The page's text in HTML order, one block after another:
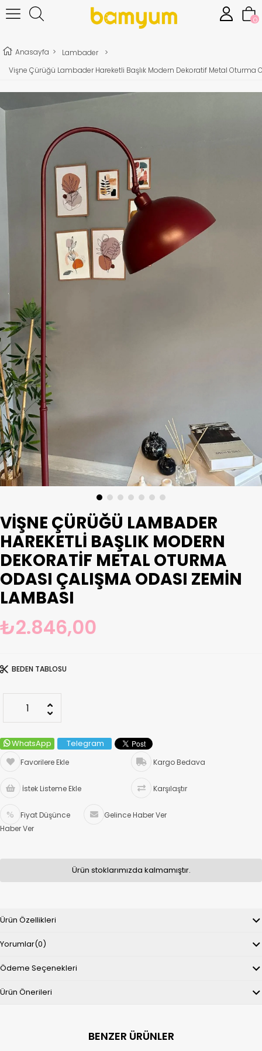
0
Anasayfa > Lambader
>
Vişne Çürüğü Lambader Hareketli Başlık Modern Dekoratif Metal Oturma
VIŞNE ÇÜRÜĞÜ LAMBADER
HAREKETLI BAŞLIK MODERN
DEKORATIF METAL OTURMA
ODASI ÇALIŞMA ODASI ZEMIN
LAMBASI
₺2.846,00
BEDEN TABLOSU
WhatsApp Telegram
Favorilere Ekle Kargo Bedava
İstek Listeme Ekle Karşılaştır
Fiyat Düşünce
Haber Ver
Gelince Haber Ver
Ürün stoklarımızda kalmamıştır.
Ürün Özellikleri
Yorumlar(0)
Ödeme Seçenekleri
Ürün Önerileri
BENZER ÜRÜNLER